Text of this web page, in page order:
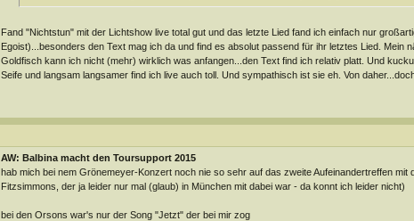
Fand "Nichtstun" mit der Lichtshow live total gut und das letzte Lied fand ich einfach nur
Egoist)...besonders den Text mag ich da und find es absolut passend für ihr letztes Lied. Mein
Goldfisch kann ich nicht (mehr) wirklich was anfangen...den Text find ich relativ platt. Und
Seife und langsam langsamer find ich live auch toll. Und sympathisch ist sie eh. Von
AW: Balbina macht den Toursupport 2015
hab mich bei nem Grönemeyer-Konzert noch nie so sehr auf das zweite Aufeinandertreffen mit
Fitzsimmons, der ja leider nur mal (glaub) in München mit dabei war - da konnt ich leider nicht)
bei den Orsons war's nur der Song "Jetzt" der bei mir zog